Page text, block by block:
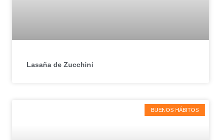
Lasaña de Zucchini
BUENOS HÁBITOS